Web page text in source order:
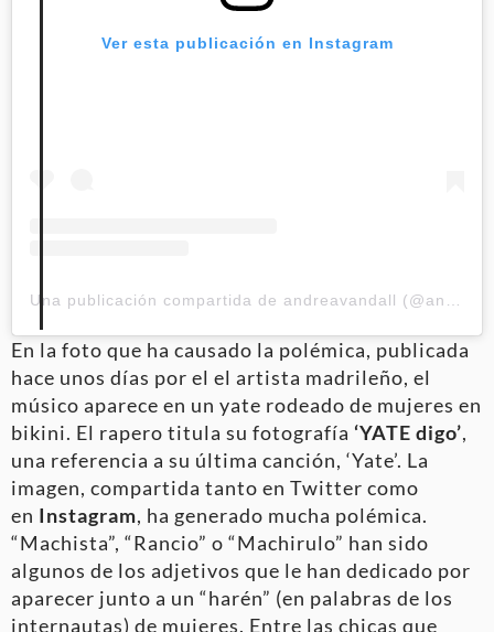
Ver esta publicación en Instagram
En la foto que ha causado la polémica, publicada
hace unos días por el el artista madrileño, el
músico aparece en un yate rodeado de mujeres en
bikini. El rapero titula su fotografía ‘YATE digo’,
una referencia a su última canción, ‘Yate’. La
imagen, compartida tanto en Twitter como
en Instagram, ha generado mucha polémica.
“Machista”, “Rancio” o “Machirulo” han sido
algunos de los adjetivos que le han dedicado por
aparecer junto a un “harén” (en palabras de los
internautas) de mujeres. Entre las chicas que